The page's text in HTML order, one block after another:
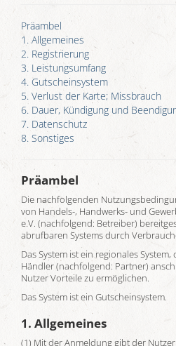
Präambel
1. Allgemeines
2. Registrierung
3. Leistungsumfang
4. Gutscheinsystem
5. Verlust der Karte; Missbrauch
6. Dauer, Kündigung und
7. Datenschutz
8. Sonstiges
Präambel
Die nachfolgenden
von Handels-, Handwerks- und
e.V. (nachfolgend: Betreiber)
abrufbaren Systems durch
Das System ist ein regionales
Händler (nachfolgend: Partner)
Nutzer Vorteile zu ermöglichen.
Das System ist ein Gutscheinsystem.
1. Allgemeines
(1) Mit der Anmeldung gibt der